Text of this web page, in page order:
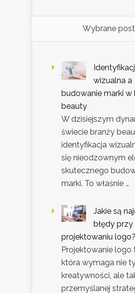
Wybrane
wizualna a
budowanie marki w
beauty
W dzisiejszym
świecie branży
identyfikacja
się nieodzownym
skutecznego
marki. To właśnie …
Jakie są
błędy przy
projektowaniu logo?
Projektowanie logo
która wymaga nie
kreatywności, ale
przemyślanej